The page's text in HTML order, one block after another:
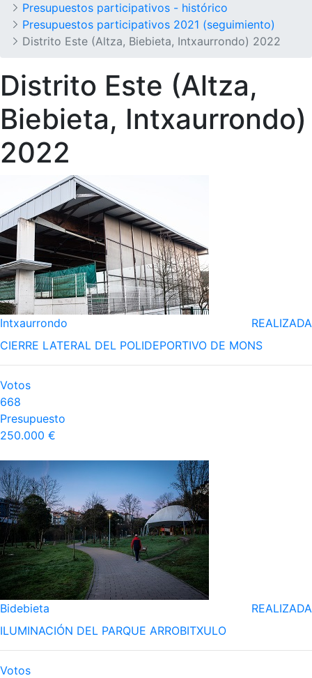
Presupuestos participativos - histórico
Presupuestos participativos 2021 (seguimiento)
Distrito Este (Altza, Biebieta, Intxaurrondo) 2022
Distrito Este (Altza,
Biebieta, Intxaurrondo)
2022
Intxaurrondo
REALIZADA
CIERRE LATERAL DEL POLIDEPORTIVO DE MONS
Votos
668
Presupuesto
250.000 €
Bidebieta
REALIZADA
ILUMINACIÓN DEL PARQUE ARROBITXULO
Votos